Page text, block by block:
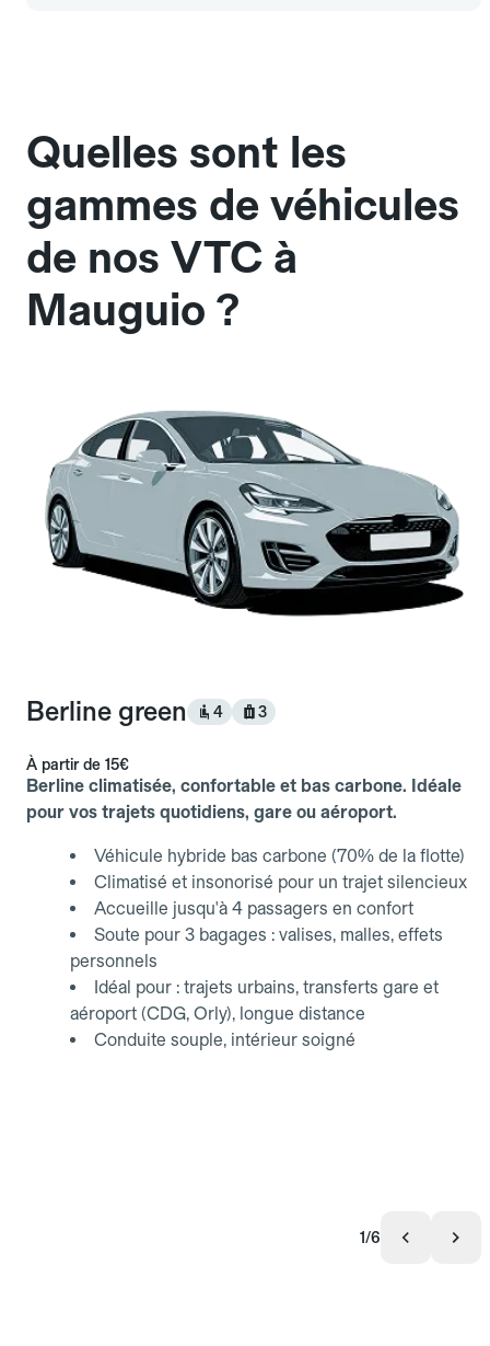
Quelles sont les
gammes de véhicules
de nos VTC à
Mauguio ?
Berline green 4 3
À partir de 15€
Berline climatisée, confortable et bas carbone. Idéale
pour vos trajets quotidiens, gare ou aéroport.
Véhicule hybride bas carbone (70% de la flotte)
Climatisé et insonorisé pour un trajet silencieux
Accueille jusqu'à 4 passagers en confort
Soute pour 3 bagages : valises, malles, effets
personnels
Idéal pour : trajets urbains, transferts gare et
aéroport (CDG, Orly), longue distance
Conduite souple, intérieur soigné
1/6